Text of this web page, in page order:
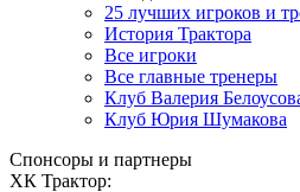
25 лучших игроков и
История Трактора
Все игроки
Все главные тренеры
Клуб Валерия
Клуб Юрия Шумакова
Спонсоры и партнеры
ХК Трактор: